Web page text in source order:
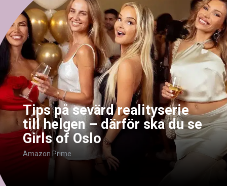
Tips på sevärd realityserie
till helgen – därför ska du se
Girls of Oslo
Amazon Prime